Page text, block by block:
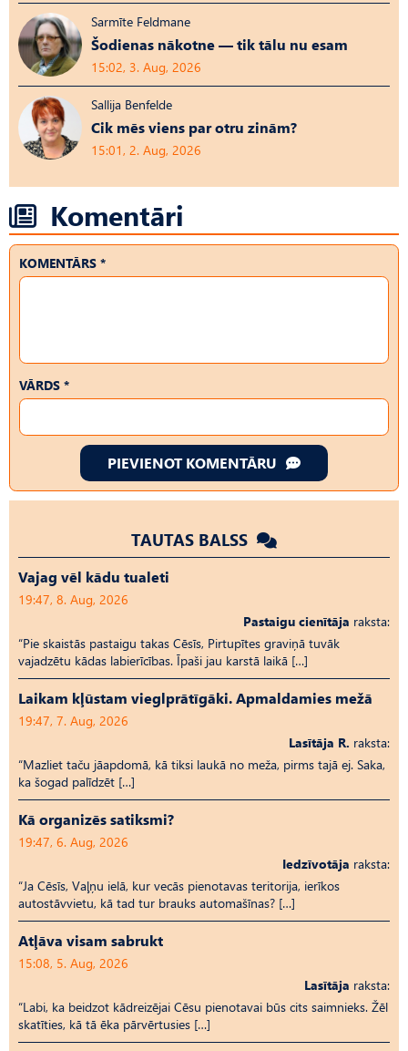
Sarmīte Feldmane
Šodienas nākotne — tik tālu nu esam
15:02, 3. Aug, 2026
Sallija Benfelde
Cik mēs viens par otru zinām?
15:01, 2. Aug, 2026
Komentāri
KOMENTĀRS *
VĀRDS *
PIEVIENOT KOMENTĀRU
TAUTAS BALSS
Vajag vēl kādu tualeti
19:47, 8. Aug, 2026
Pastaigu cienītāja raksta:
“Pie skaistās pastaigu takas Cēsīs, Pirtupītes graviņā tuvāk
vajadzētu kādas labierīcības. Īpaši jau karstā laikā […]
Laikam kļūstam vieglprātīgāki. Apmaldamies mežā
19:47, 7. Aug, 2026
Lasītāja R. raksta:
“Mazliet taču jāapdomā, kā tiksi laukā no meža, pirms tajā ej. Saka,
ka šogad palīdzēt […]
Kā organizēs satiksmi?
19:47, 6. Aug, 2026
Iedzīvotāja raksta:
“Ja Cēsīs, Vaļņu ielā, kur vecās pienotavas teritorija, ierīkos
autostāvvietu, kā tad tur brauks automašīnas? […]
Atļāva visam sabrukt
15:08, 5. Aug, 2026
Lasītāja raksta:
“Labi, ka beidzot kādreizējai Cēsu pienotavai būs cits saimnieks. Žēl
skatīties, kā tā ēka pārvērtusies […]